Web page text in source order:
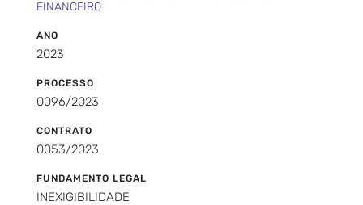
FINANCEIRO
ANO
2023
PROCESSO
0096/2023
CONTRATO
0053/2023
FUNDAMENTO LEGAL
INEXIGIBILIDADE